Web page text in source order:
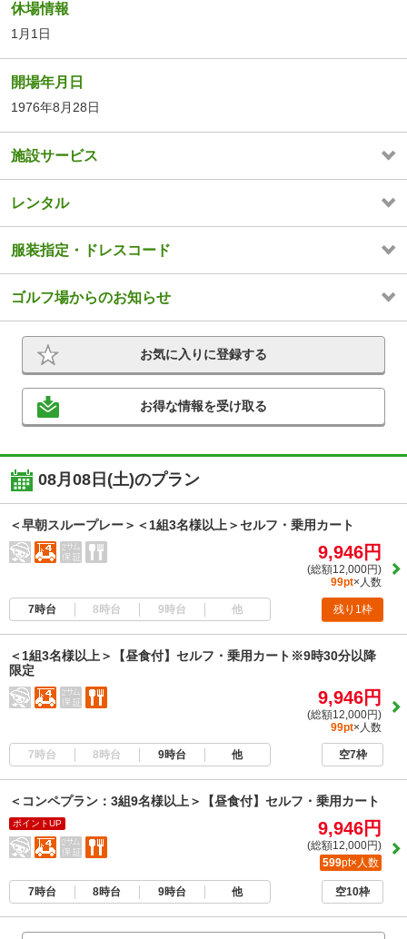
休場情報
1月1日
開場年月日
1976年8月28日
施設サービス
レンタル
服装指定・ドレスコード
ゴルフ場からのお知らせ
お気に入りに登録する
お得な情報を受け取る
08月08日(土)のプラン
＜早朝スループレー＞＜1組3名様以上＞セルフ・乗用カート
9,946円
(総額12,000円)
99pt×人数
7時台 8時台 9時台 他 残り1枠
＜1組3名様以上＞【昼食付】セルフ・乗用カート※9時30分以降
限定
9,946円
(総額12,000円)
99pt×人数
7時台 8時台 9時台 他 空7枠
＜コンペプラン：3組9名様以上＞【昼食付】セルフ・乗用カート
ポイントUP 9,946円
(総額12,000円)
599pt×人数
7時台 8時台 9時台 他 空10枠